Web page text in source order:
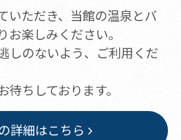
いただき、当館の温泉とバ
お楽しみください。
しのないよう、ご利用くだ
ちしております。
詳細はこちら